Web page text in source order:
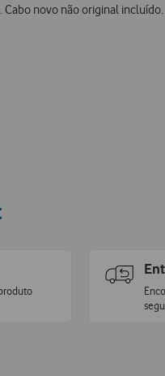
Cabo novo não original incluído.